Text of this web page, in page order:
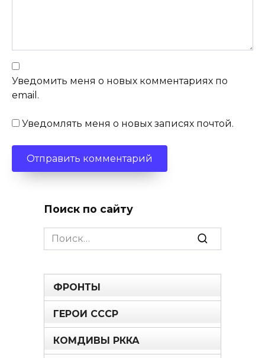
Уведомить меня о новых комментариях по
email.
Уведомлять меня о новых записях почтой.
Поиск по сайту
Search
for:
ФРОНТЫ
ГЕРОИ СССР
КОМДИВЫ РККА